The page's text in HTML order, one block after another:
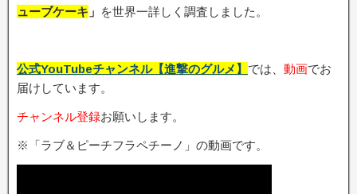
ューブケーキ 」 を世界一詳しく調査しました。
公式YouTubeチャンネル【進撃のグルメ】 では、 動画でお
届けしています。
チャンネル登録お願いします。
※「ラブ＆ピーチフラペチーノ」の動画です。